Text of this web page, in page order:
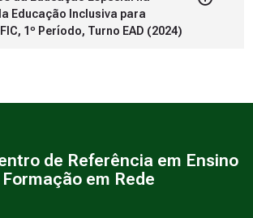
Educação Inclusiva para
1º Período, Turno EAD (2024)
de Referência em Ensino
Formação em Rede